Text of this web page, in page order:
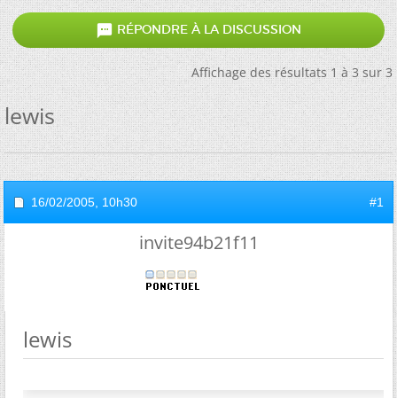
 RÉPONDRE À LA DISCUSSION
Affichage des résultats 1 à 3 sur 3
lewis
16/02/2005, 10h30 #1
invite94b21f11
lewis